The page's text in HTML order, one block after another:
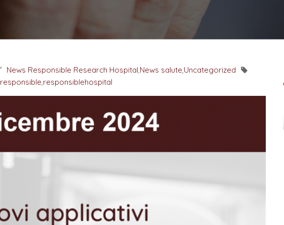
News Responsible Research Hospital,News salute,Uncategorized
responsible,responsiblehospital